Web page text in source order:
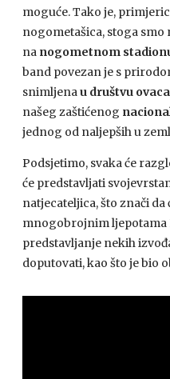
moguće. Tako je,
nogometašica, stoga
na nogometnom
band povezan je s
snimljenau društvu ovaca
našeg zaštićenog
jednog od naljepših u
Podsjetimo, svaka će
će predstavljati
natjecateljica, što znači da
mnogobrojnim ljepotama
predstavljanje nekih
doputovati, kao što je bio